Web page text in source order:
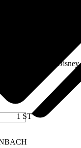
Filme & Serien,
1 ST